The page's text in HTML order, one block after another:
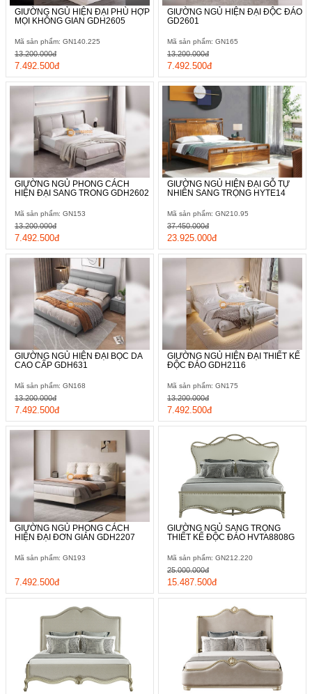
GIƯỜNG NGỦ HIỆN ĐẠI PHÙ HỢP
MỌI KHÔNG GIAN GDH2605
Mã sản phẩm: GN140.225
7.492.500đ
13.200.000đ
GIƯỜNG NGỦ HIỆN ĐẠI ĐỘC ĐÁO
GD2601
Mã sản phẩm: GN165
7.492.500đ
13.200.000đ
GIƯỜNG NGỦ PHONG CÁCH
HIỆN ĐẠI SANG TRONG GDH2602
Mã sản phẩm: GN153
7.492.500đ
13.200.000đ
GIƯỜNG NGỦ HIỆN ĐẠI GỖ TỰ
NHIÊN SANG TRỌNG HYTE14
Mã sản phẩm: GN210.95
23.925.000đ
37.450.000đ
GIƯỜNG NGỦ HIỆN ĐẠI BỌC DA
CAO CẤP GDH631
Mã sản phẩm: GN168
7.492.500đ
13.200.000đ
GIƯỜNG NGỦ HIỆN ĐẠI THIẾT KẾ
ĐỘC ĐÁO GDH2116
Mã sản phẩm: GN175
7.492.500đ
13.200.000đ
GIƯỜNG NGỦ PHONG CÁCH
HIỆN ĐẠI ĐƠN GIẢN GDH2207
Mã sản phẩm: GN193
7.492.500đ
GIƯỜNG NGỦ SANG TRỌNG
THIẾT KẾ ĐỘC ĐÁO HVTA8808G
Mã sản phẩm: GN212.220
15.487.500đ
25.000.000đ